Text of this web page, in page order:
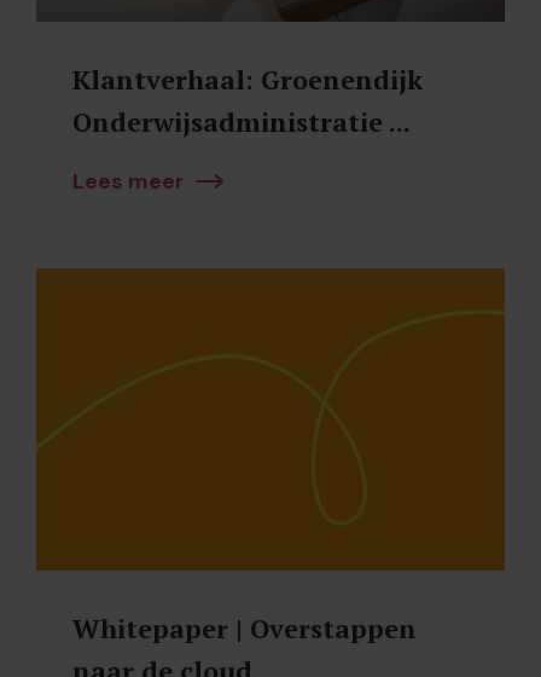
Klantverhaal: Groenendijk
Onderwijsadministratie ...
Lees meer
Whitepaper | Overstappen